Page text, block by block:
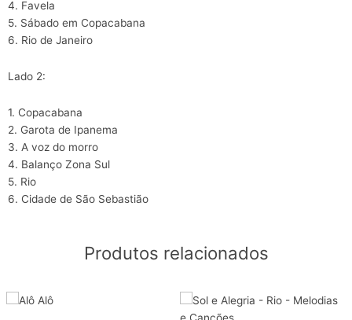
4. Favela
5. Sábado em Copacabana
6. Rio de Janeiro
Lado 2:
1. Copacabana
2. Garota de Ipanema
3. A voz do morro
4. Balanço Zona Sul
5. Rio
6. Cidade de São Sebastião
Produtos relacionados